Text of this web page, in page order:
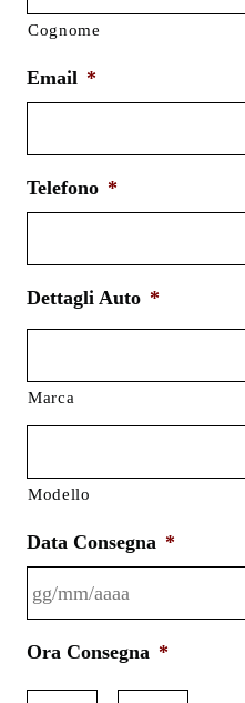
Cognome
Email *
Telefono *
Dettagli Auto *
Marca
Modello
Data Consegna *
slash
MM
Ora Consegna *